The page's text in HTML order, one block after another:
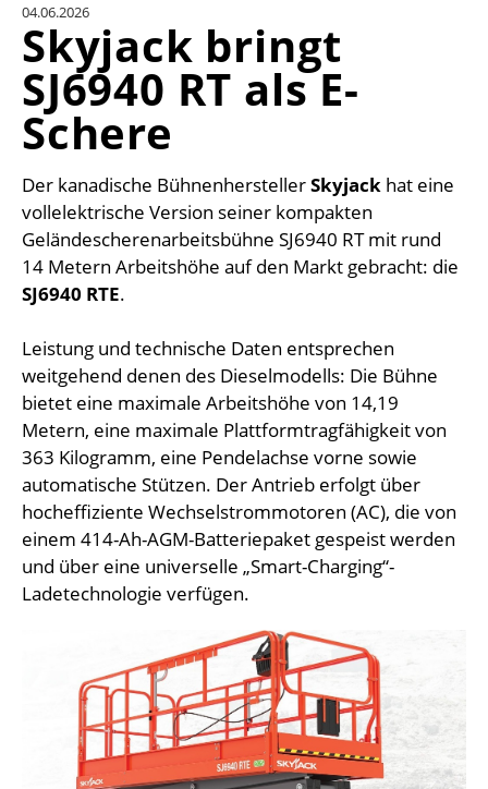
VIDEOS
BIBLIOTHEK
WÄHRUNGSRECHNER
EINHEITENKONVERTER
KONTAKT
04.06.2026
Skyjack bringt
SJ6940 RT als E-
Schere
Der kanadische BühnenherstellerSkyjack hat eine
vollelektrische Version seiner kompakten
Geländescherenarbeitsbühne SJ6940 RT mit rund
14 Metern Arbeitshöhe auf den Markt gebracht: die
SJ6940 RTE.
Leistung und technische Daten entsprechen
weitgehend denen des Dieselmodells: Die Bühne
bietet eine maximale Arbeitshöhe von 14,19
Metern, eine maximale Plattformtragfähigkeit von
363 Kilogramm, eine Pendelachse vorne sowie
automatische Stützen. Der Antrieb erfolgt über
hocheffiziente Wechselstrommotoren (AC), die von
einem 414-Ah-AGM-Batteriepaket gespeist werden
und über eine universelle „Smart-Charging“-
Ladetechnologie verfügen.